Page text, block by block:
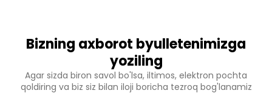
Bizning axborot byulletenimizga
yoziling
Agar sizda biron savol bo'lsa, iltimos, elektron pochta
qoldiring va biz siz bilan iloji boricha tezroq bog'lanamiz